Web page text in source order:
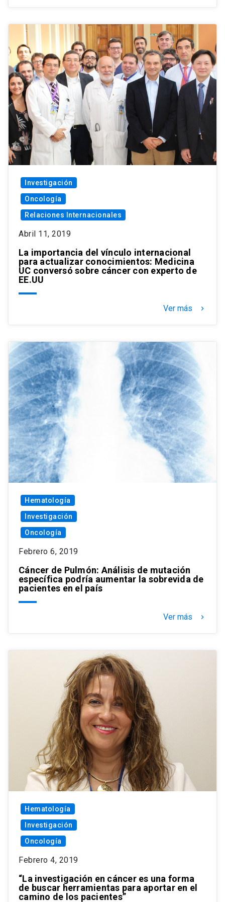
Investigación
Oncología
Relaciones Internacionales
Abril 11, 2019
La importancia del vínculo internacional
para actualizar conocimientos: Medicina
UC conversó sobre cáncer con experto de
EE.UU
Ver más keyboard_arrow_right
Hematología
Investigación
Oncología
Febrero 6, 2019
Cáncer de Pulmón: Análisis de mutación
específica podría aumentar la sobrevida de
pacientes en el país
Ver más keyboard_arrow_right
Hematología
Investigación
Oncología
Febrero 4, 2019
“La investigación en cáncer es una forma
de buscar herramientas para aportar en el
camino de los pacientes”